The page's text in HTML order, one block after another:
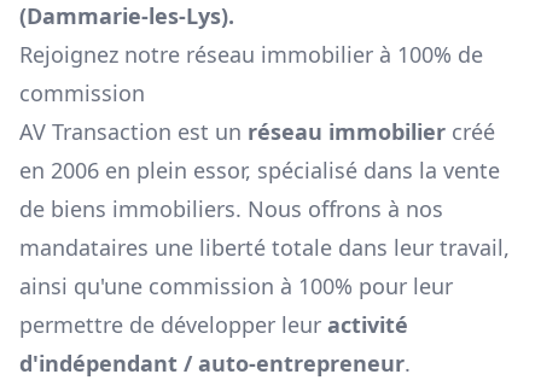
(Dammarie-les-Lys).
Rejoignez notre réseau immobilier à 100% de
commission
AV Transaction est un réseau immobilier créé
en 2006 en plein essor, spécialisé dans la vente
de biens immobiliers. Nous offrons à nos
mandataires une liberté totale dans leur travail,
ainsi qu'une commission à 100% pour leur
permettre de développer leur activité
d'indépendant / auto-entrepreneur.